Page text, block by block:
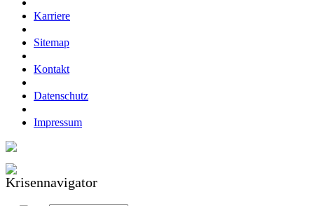
Karriere
Sitemap
Kontakt
Datenschutz
Impressum